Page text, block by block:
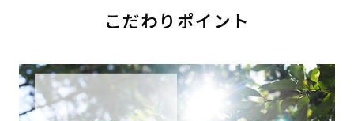
こだわりポイント